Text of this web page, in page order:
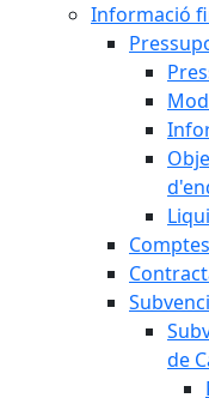
Informació
de